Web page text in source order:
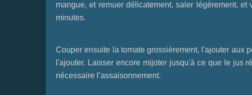
mangue, et remuer délicatement, saler légèrement,
minutes.
Couper ensuite la tomate grossièrement, l'ajouter aux
l'ajouter. Laisser encore mijoter jusqu'à ce que le jus
nécessaire l’assaisonnement.